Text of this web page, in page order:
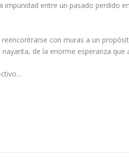
impunidad entre un pasado perdido
con muras a un
de la enorme esperanza